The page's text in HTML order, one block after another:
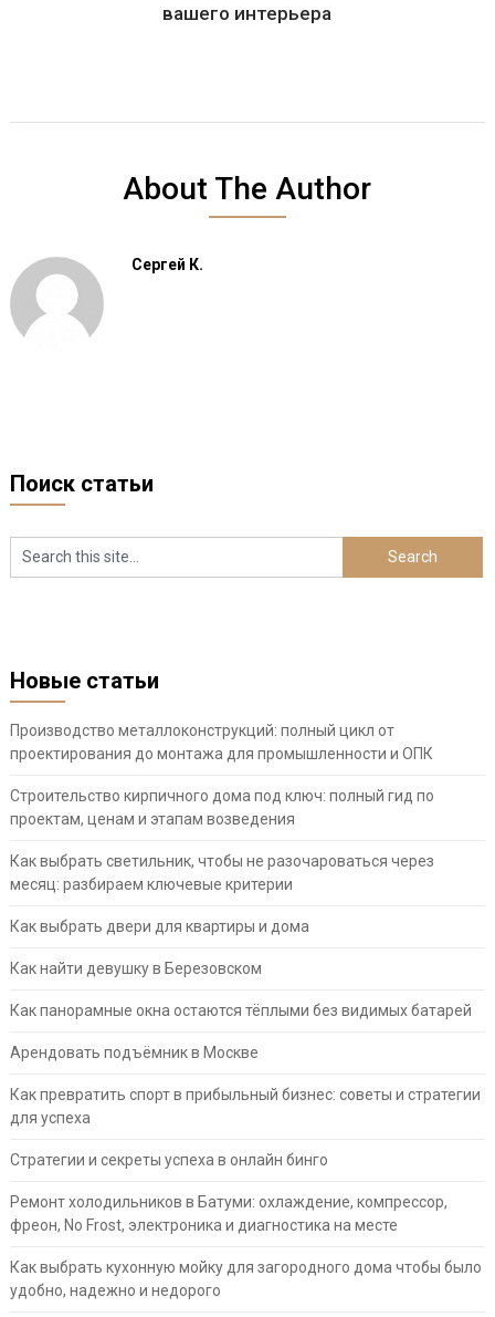
вашего интерьера
About The Author
Сергей К.
Поиск статьи
Новые статьи
Производство металлоконструкций: полный цикл от
проектирования до монтажа для промышленности и ОПК
Строительство кирпичного дома под ключ: полный гид по
проектам, ценам и этапам возведения
Как выбрать светильник, чтобы не разочароваться через
месяц: разбираем ключевые критерии
Как выбрать двери для квартиры и дома
Как найти девушку в Березовском
Как панорамные окна остаются тёплыми без видимых батарей
Арендовать подъёмник в Москве
Как превратить спорт в прибыльный бизнес: советы и стратегии
для успеха
Стратегии и секреты успеха в онлайн бинго
Ремонт холодильников в Батуми: охлаждение, компрессор,
фреон, No Frost, электроника и диагностика на месте
Как выбрать кухонную мойку для загородного дома чтобы было
удобно, надежно и недорого